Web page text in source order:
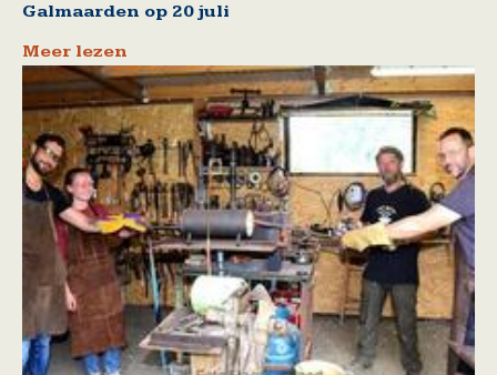
Galmaarden op 20 juli
Meer lezen